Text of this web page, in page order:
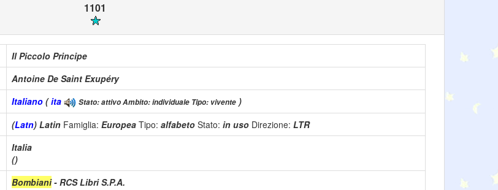
1101
Il Piccolo Principe
Antoine De Saint Exupéry
Italiano (ita Stato: attivo Ambito: individuale Tipo: vivente )
(Latn) Latin Famiglia: Europea Tipo: alfabeto Stato: in uso Direzione: LTR
Italia
()
Bombiani- RCS Libri S.P.A.